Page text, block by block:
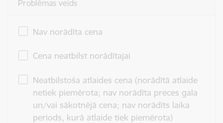
Problēmas veids
Nav norādīta cena
Cena neatbilst norādītajai
Neatbilstoša atlaides cena (norādītā atlaide
netiek piemērota; nav norādīta preces gala
un/vai sākotnējā cena; nav norādīts laika
periods, kurā atlaide tiek piemērota)